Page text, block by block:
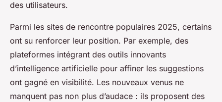
des utilisateurs.
Parmi les sites de rencontre populaires 2025, certains
ont su renforcer leur position. Par exemple, des
plateformes intégrant des outils innovants
d’intelligence artificielle pour affiner les suggestions
ont gagné en visibilité. Les nouveaux venus ne
manquent pas non plus d’audace : ils proposent des